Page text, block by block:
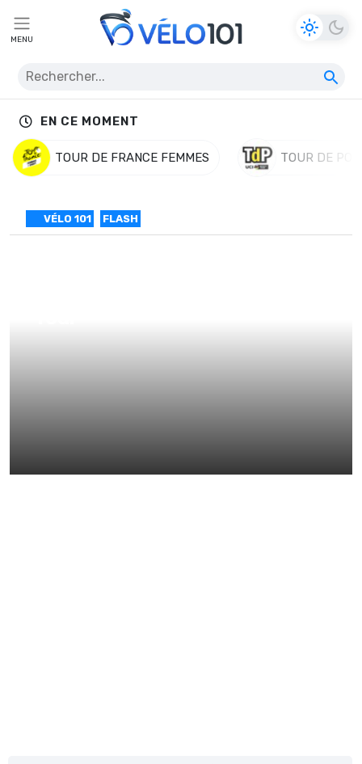
MENU
EN CE MOMENT
TOUR DE FRANCE FEMMES TOUR DE
VÉLO 101 FLASH